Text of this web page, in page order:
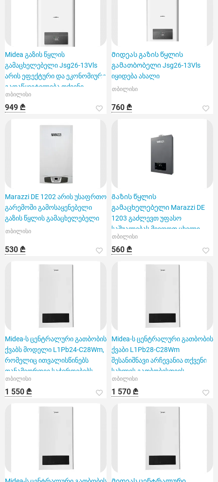
Midea გაზის წყლის
გამაცხელებელი Jsg26-13Vls
არის ეფექტური და ეკონომიური
გადაწყვეტილება თქვენი
სახლის
თბილისი
949 ₾
Მიდეას გაზის წყლის
გამათბობელი Jsg26-13Vls
იყიდება ახალი
თბილისი
760 ₾
Marazzi DE 1202 არის უსაფრთო
გარემოში გამოსაყენებელი
გაზის წყლის გამაცხელებელი
თბილისი
530 ₾
Გაზის წყლის
გამაცხელებელი Marazzi DE
1203 გაძლევთ უფასო
საშუალებას მიიღოთ ცხელი
წყალი სახლსა და ბაღშ
თბილისი
560 ₾
Midea-ს ცენტრალური გათბობის
ქვაბს მოდელი L1Pb24-C28Wm,
რომელიც ითვალისწინებს
თანამედროვე საჭიროებებს
თბილისი
1 550 ₾
Midea-ს ცენტრალური გათბობის
ქვაბი L1Pb28-C28Wm
შესანიშნავი არჩევანია თქვენი
სახლის გათბობისთვის
თბილისი
1 570 ₾